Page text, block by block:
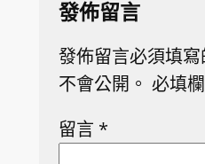
發佈留言
發佈留言必須填
不會公開。 必填
留言 *